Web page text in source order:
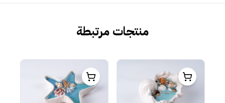
منتجات مرتبطة